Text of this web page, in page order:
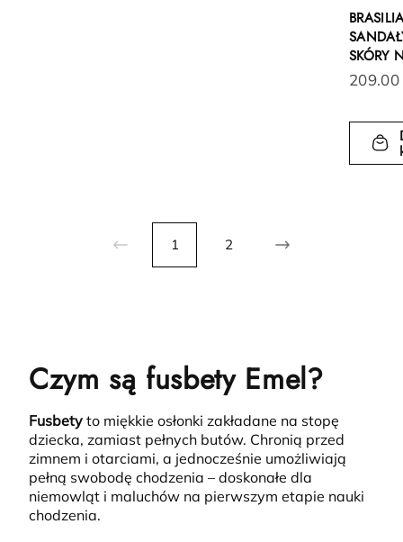
SKÓRY
209.00
1 2
Czym są fusbety Emel?
Fusbety to miękkie osłonki zakładane na stopę
dziecka, zamiast pełnych butów. Chronią przed
zimnem i otarciami, a jednocześnie umożliwiają
pełną swobodę chodzenia – doskonałe dla
niemowląt i maluchów na pierwszym etapie nauki
chodzenia.